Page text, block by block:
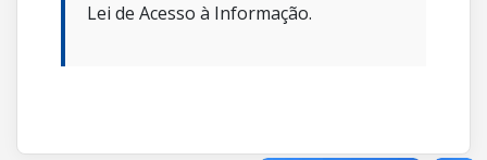
Lei de Acesso à Informação.